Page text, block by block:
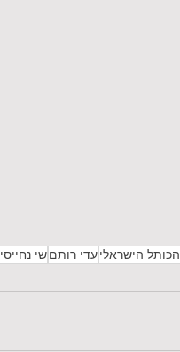
הכותל הישראליעדי רותםשי נחייסי